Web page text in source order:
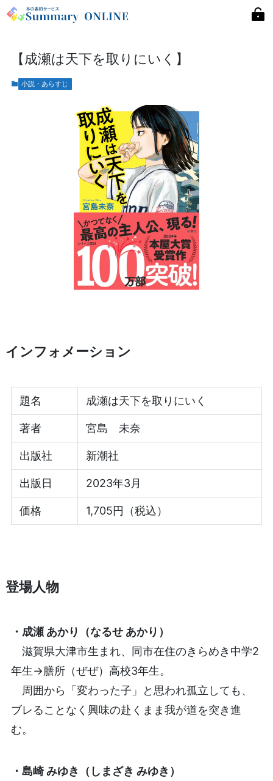
【成瀬は天下を取りにいく】
小説・あらすじ
インフォメーション
題名 成瀬は天下を取りにいく
著者 宮島 未奈
出版社 新潮社
出版日 2023年3月
価格 1,705円（税込）
登場人物
・成瀬 あかり（なるせ あかり）
滋賀県大津市生まれ、同市在住のきらめき中学2
年生→膳所（ぜぜ）高校3年生。
周囲から「変わった子」と思われ孤立しても、
ブレることなく興味の赴くまま我が道を突き進
む。
・島崎 みゆき（しまざき みゆき）